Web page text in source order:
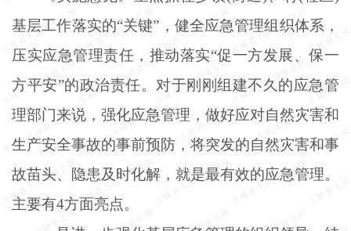
基层工作落实的“关键”，健全应急管理组织体系，
压实应急管理责任，推动落实“促一方发展、保一
方平安”的政治责任。对于刚刚组建不久的应急管
理部门来说，强化应急管理，做好应对自然灾害和
生产安全事故的事前预防，将突发的自然灾害和事
故苗头、隐患及时化解，就是最有效的应急管理。
主要有4方面亮点。